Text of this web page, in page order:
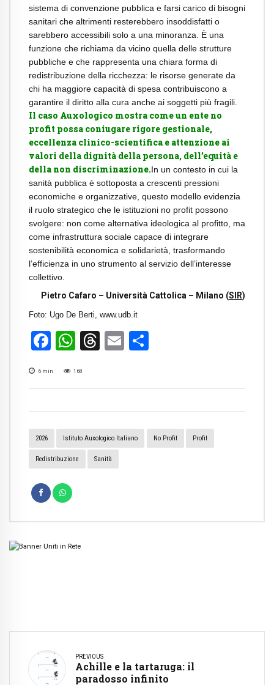
sistema di convenzione pubblica e farsi carico di bisogni
sanitari che altrimenti resterebbero insoddisfatti o
sarebbero accessibili solo a una minoranza. È una
funzione che richiama da vicino quella delle strutture
pubbliche e che rappresenta una chiara forma di
redistribuzione della ricchezza: le risorse generate da
chi ha maggiore capacità di spesa contribuiscono a
garantire il diritto alla cura anche ai soggetti più fragili.
Il caso Auxologico mostra come un ente no
profit possa coniugare rigore gestionale,
eccellenza clinico-scientifica e attenzione ai
valori della dignità della persona, dell’equità e
della non discriminazione.In un contesto in cui la
sanità pubblica è sottoposta a crescenti pressioni
economiche e organizzative, questo modello evidenzia
il ruolo strategico che le istituzioni no profit possono
svolgere: non come alternativa ideologica al profitto, ma
come infrastruttura sociale capace di integrare
sostenibilità economica e solidarietà, trasformando
l’efficienza in uno strumento al servizio dell’interesse
collettivo.
Pietro Cafaro – Università Cattolica – Milano (SIR)
Foto: Ugo De Berti, www.udb.it
Facebook
WhatsApp
Threads
Email
6 min 168
2026 Istituto Auxologico Italiano No Profit Profit
Redistribuzione Sanità
PREVIOUS
Achille e la tartaruga: il
paradosso infinito